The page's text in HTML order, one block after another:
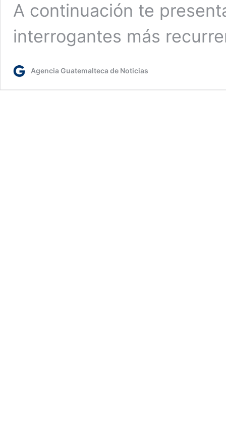
A continuación te
interrogantes más
Agencia Guatemalteca de Noticias